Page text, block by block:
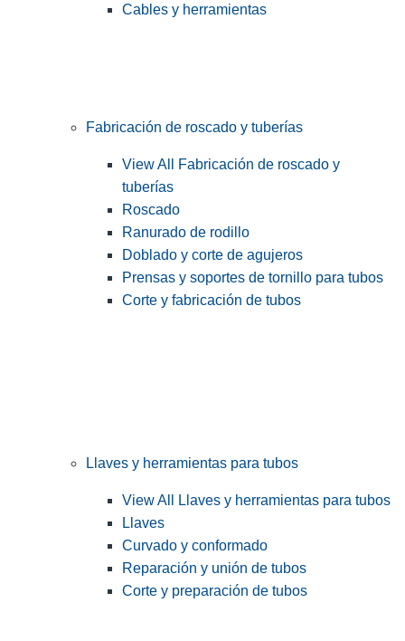
Cables y herramientas
Fabricación de roscado y tuberías
View All Fabricación de roscado y
tuberías
Roscado
Ranurado de rodillo
Doblado y corte de agujeros
Prensas y soportes de tornillo para tubos
Corte y fabricación de tubos
Llaves y herramientas para tubos
View All Llaves y herramientas para tubos
Llaves
Curvado y conformado
Reparación y unión de tubos
Corte y preparación de tubos